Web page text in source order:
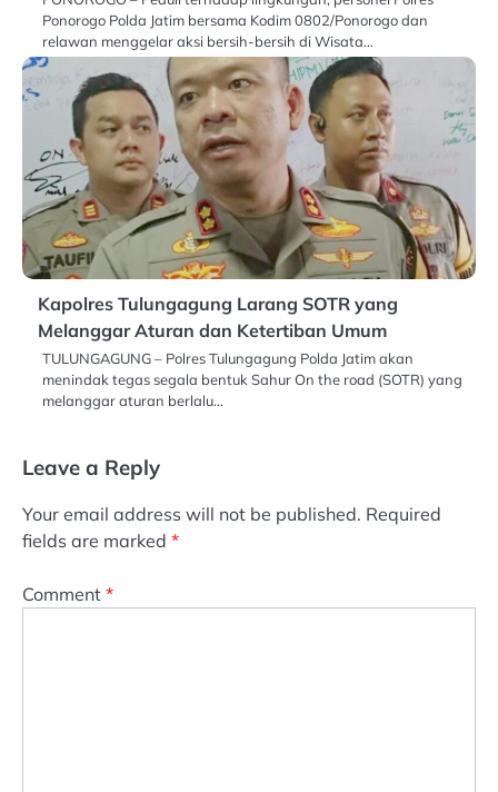
Ponorogo Polda Jatim bersama Kodim 0802/Ponorogo dan
relawan menggelar aksi bersih-bersih di Wisata…
Kapolres Tulungagung Larang SOTR yang
Melanggar Aturan dan Ketertiban Umum
TULUNGAGUNG – Polres Tulungagung Polda Jatim akan
menindak tegas segala bentuk Sahur On the road (SOTR) yang
melanggar aturan berlalu…
Leave a Reply
Your email address will not be published. Required
fields are marked *
Comment *